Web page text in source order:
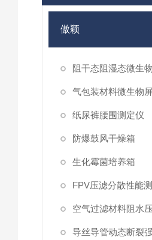
傲颖
纸尿裤腰围测定仪
防爆鼓风干燥箱
生化霉菌培养箱
FPV压滤分散性能
空气过滤材料阻水